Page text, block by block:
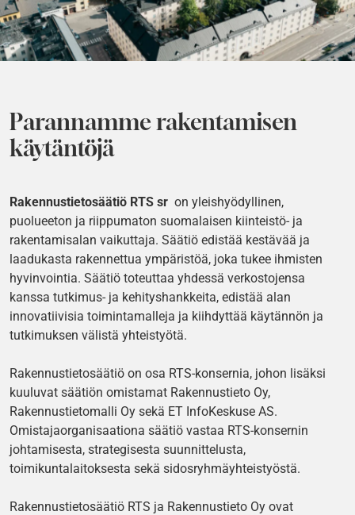
Parannamme rakentamisen
käytäntöjä
Rakennustietosäätiö RTS sr on yleishyödyllinen,
puolueeton ja riippumaton suomalaisen kiinteistö- ja
rakentamisalan vaikuttaja. Säätiö edistää kestävää ja
laadukasta rakennettua ympäristöä, joka tukee ihmisten
hyvinvointia. Säätiö toteuttaa yhdessä verkostojensa
kanssa tutkimus- ja kehityshankkeita, edistää alan
innovatiivisia toimintamalleja ja kiihdyttää käytännön ja
tutkimuksen välistä yhteistyötä.
Rakennustietosäätiö on osa RTS-konsernia, johon lisäksi
kuuluvat säätiön omistamat Rakennustieto Oy,
Rakennustietomalli Oy sekä ET InfoKeskuse AS.
Omistajaorganisaationa säätiö vastaa RTS-konsernin
johtamisesta, strategisesta suunnittelusta,
toimikuntalaitoksesta sekä sidosryhmäyhteistyöstä.
Rakennustietosäätiö RTS ja Rakennustieto Oy ovat